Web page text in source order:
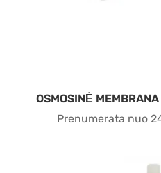
OSMOSINĖ
Prenumerata nuo